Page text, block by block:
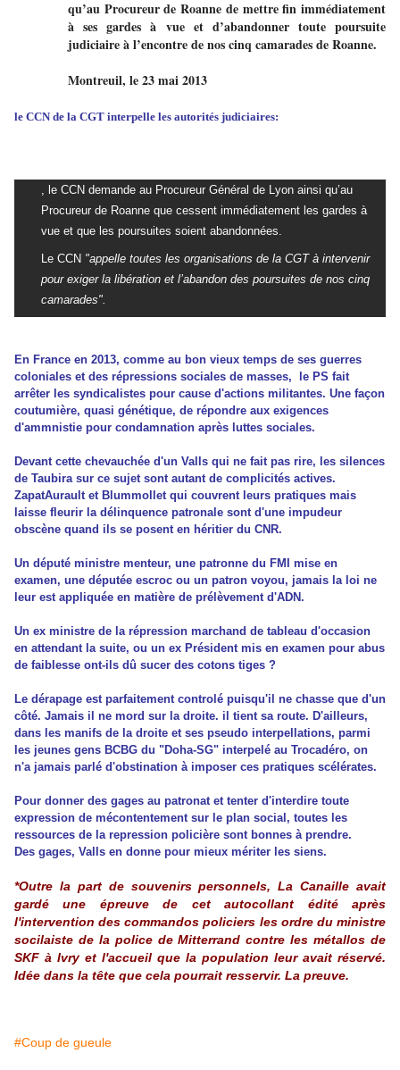
qu’au Procureur de Roanne de mettre fin immédiatement
à ses gardes à vue et d’abandonner toute poursuite
judiciaire à l’encontre de nos cinq camarades de Roanne.
Montreuil, le 23 mai 2013
le CCN de la CGT interpelle les autorités judiciaires:
, le CCN demande au Procureur Général de Lyon ainsi qu’au
Procureur de Roanne que cessent immédiatement les gardes à
vue et que les poursuites soient abandonnées.
Le CCN "appelle toutes les organisations de la CGT à intervenir
pour exiger la libération et l’abandon des poursuites de nos cinq
camarades".
En France en 2013, comme au bon vieux temps de ses guerres
coloniales et des répressions sociales de masses, le PS fait
arrêter les syndicalistes pour cause d'actions militantes. Une façon
coutumière, quasi génétique, de répondre aux exigences
d'ammnistie pour condamnation après luttes sociales.
Devant cette chevauchée d'un Valls qui ne fait pas rire, les silences
de Taubira sur ce sujet sont autant de complicités actives.
ZapatAurault et Blummollet qui couvrent leurs pratiques mais
laisse fleurir la délinquence patronale sont d'une impudeur
obscène quand ils se posent en héritier du CNR.
Un député ministre menteur, une patronne du FMI mise en
examen, une députée escroc ou un patron voyou, jamais la loi ne
leur est appliquée en matière de prélèvement d'ADN.
Un ex ministre de la répression marchand de tableau d'occasion
en attendant la suite, ou un ex Président mis en examen pour abus
de faiblesse ont-ils dû sucer des cotons tiges ?
Le dérapage est parfaitement controlé puisqu'il ne chasse que d'un
côté. Jamais il ne mord sur la droite. il tient sa route. D'ailleurs,
dans les manifs de la droite et ses pseudo interpellations, parmi
les jeunes gens BCBG du "Doha-SG" interpelé au Trocadéro, on
n'a jamais parlé d'obstination à imposer ces pratiques scélérates.
Pour donner des gages au patronat et tenter d'interdire toute
expression de mécontentement sur le plan social, toutes les
ressources de la repression policière sont bonnes à prendre.
Des gages, Valls en donne pour mieux mériter les siens.
*Outre la part de souvenirs personnels, La Canaille avait
gardé une épreuve de cet autocollant édité après
l'intervention des commandos policiers les ordre du ministre
socilaiste de la police de Mitterrand contre les métallos de
SKF à Ivry et l'accueil que la population leur avait réservé.
Idée dans la tête que cela pourrait resservir. La preuve.
#Coup de gueule